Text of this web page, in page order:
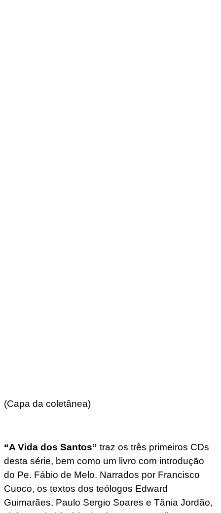
(Capa da coletânea)
“A Vida dos Santos” traz os três primeiros CDs
desta série, bem como um livro com introdução
do Pe. Fábio de Melo. Narrados por Francisco
Cuoco, os textos dos teólogos Edward
Guimarães, Paulo Sergio Soares e Tânia Jordão,